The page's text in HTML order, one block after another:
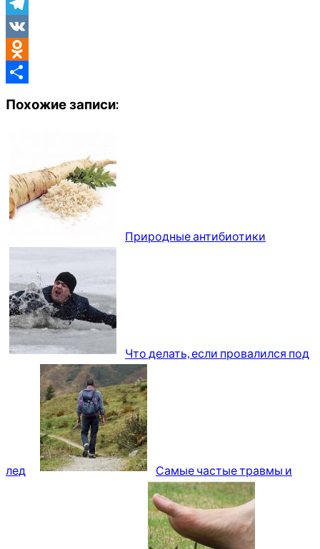
Telegram
VK
Odnoklassniki
Похожие записи:
Природные антибиотики
Что делать, если провалился под
лед Самые частые травмы и